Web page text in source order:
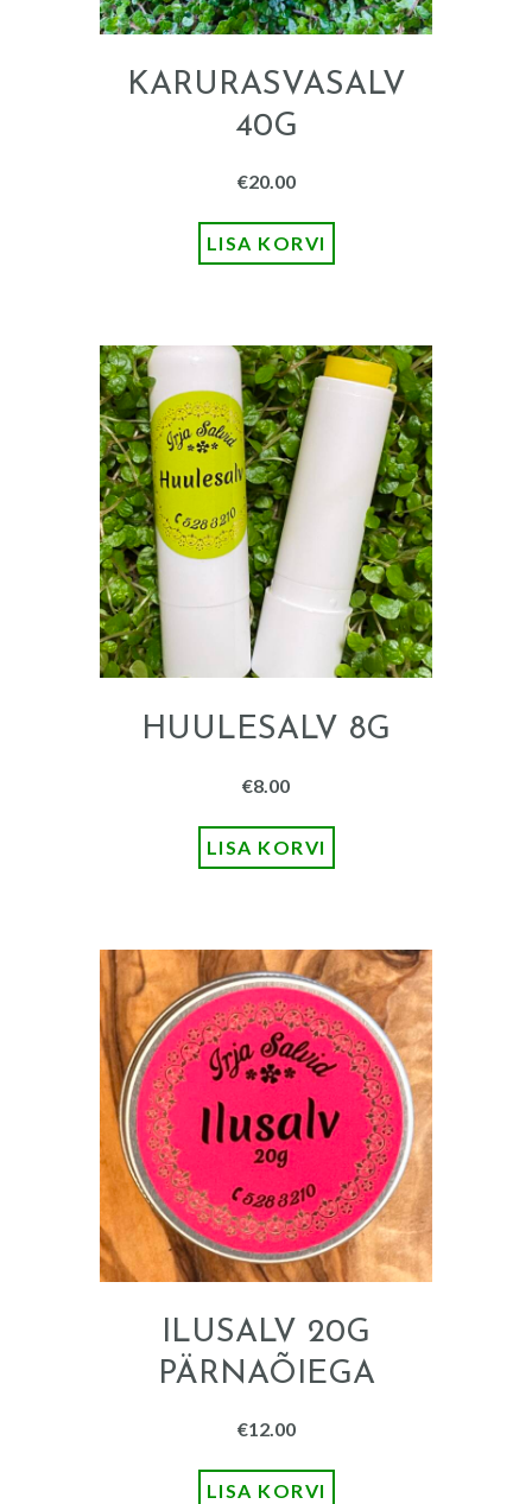
KARURASVASALV
40G
€20.00
LISA KORVI
HUULESALV 8G
€8.00
LISA KORVI
ILUSALV 20G
PÄRNAÕIEGA
€12.00
LISA KORVI